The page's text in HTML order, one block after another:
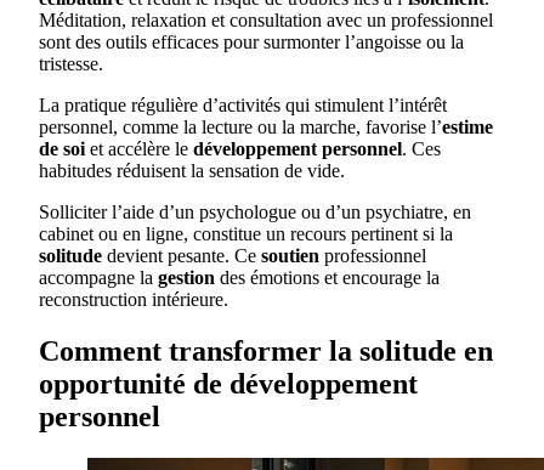
Méditation, relaxation et consultation avec un professionnel
sont des outils efficaces pour surmonter l’angoisse ou la
tristesse.
La pratique régulière d’activités qui stimulent l’intérêt
personnel, comme la lecture ou la marche, favorise l’estime
de soi et accélère le développement personnel. Ces
habitudes réduisent la sensation de vide.
Solliciter l’aide d’un psychologue ou d’un psychiatre, en
cabinet ou en ligne, constitue un recours pertinent si la
solitude devient pesante. Ce soutien professionnel
accompagne la gestion des émotions et encourage la
reconstruction intérieure.
Comment transformer la solitude en
opportunité de développement
personnel